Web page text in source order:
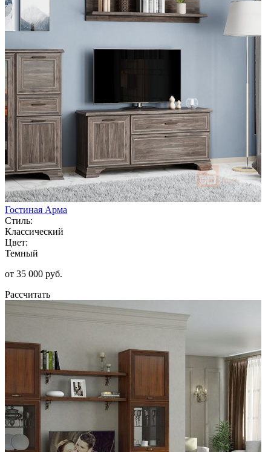
Гостиная Арма
Стиль:
Классический
Цвет:
Темный
от 35 000 руб.
Рассчитать